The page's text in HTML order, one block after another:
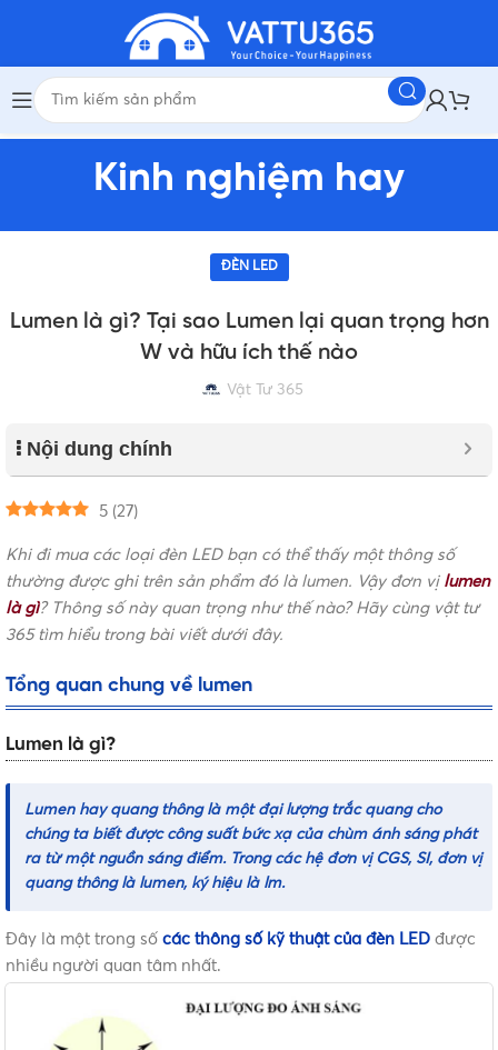
Kinh nghiệm hay
ĐÈN LED
Lumen là gì? Tại sao Lumen lại quan trọng hơn
W và hữu ích thế nào
Vật Tư 365
Nội dung chính
5 (27)
Khi đi mua các loại đèn LED bạn có thể thấy một thông số
thường được ghi trên sản phẩm đó là lumen. Vậy đơn vị lumen
là gì? Thông số này quan trọng như thế nào? Hãy cùng vật tư
365 tìm hiểu trong bài viết dưới đây.
Tổng quan chung về lumen
Lumen là gì?
Lumenhay quang thông là một đại lượng trắc quang cho
chúng ta biết được công suất bức xạ của chùm ánh sáng phát
ra từ một nguồn sáng điểm. Trong các hệ đơn vị CGS, SI, đơn vị
quang thông là lumen, ký hiệu là lm.
Đây là một trong số các thông số kỹ thuật của đèn LED được
nhiều người quan tâm nhất.